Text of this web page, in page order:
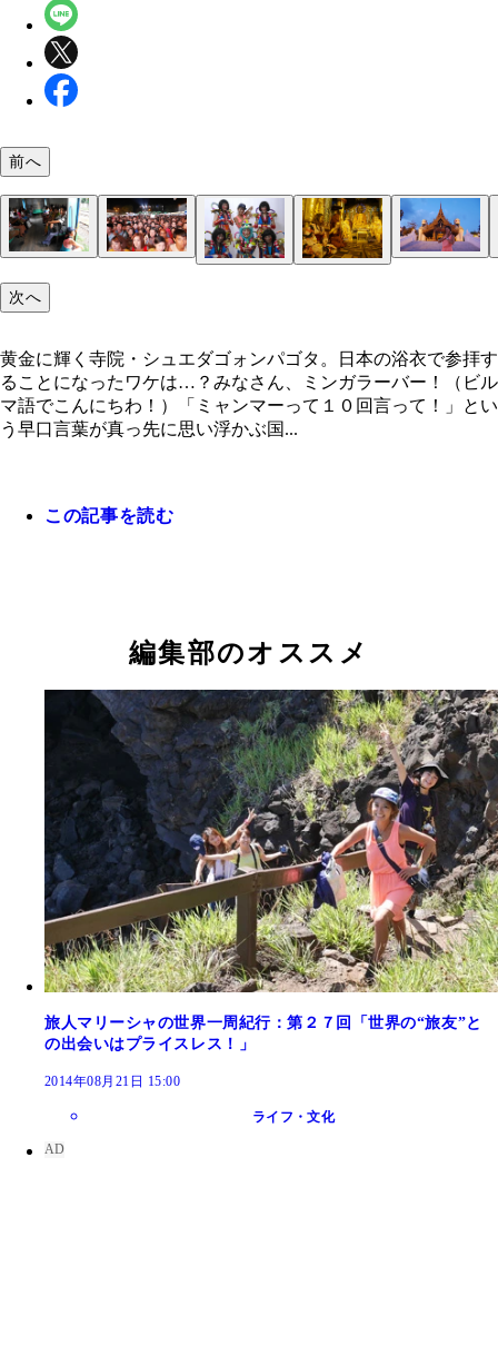
ト「ＴＥＭＰＵＲＡ ＫＩＤＺ」。きゃりーぱみ
ゅのバックダンサーも務めたんだって！ 海外に
広げて頑張っている姿に共感！
http://tempurakidz.asobisystem.com/
前へ
次へ
黄金に輝く寺院・シュエダゴォンパゴタ。日本の浴衣で参拝す
ることになったワケは…？みなさん、ミンガラーバー！（ビル
マ語でこんにちわ！）「ミャンマーって１０回言って！」とい
う早口言葉が真っ先に思い浮かぶ国...
この記事を読む
編集部のオススメ
旅人マリーシャの世界一周紀行：第２７回「世界の“旅友”と
の出会いはプライスレス！」
2014年08月21日 15:00
ライフ・文化